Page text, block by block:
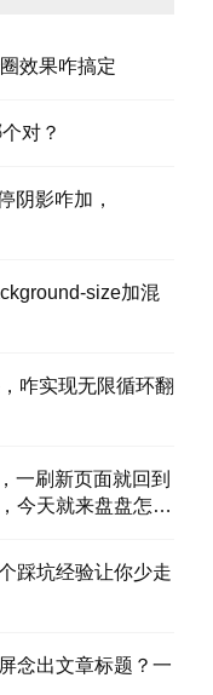
效果咋搞定
对？
阴影咋加，
size加混
咋实现无限循环翻
一刷新页面就回到
今天就来盘盘怎么
踩坑经验让你少走
念出文章标题？一